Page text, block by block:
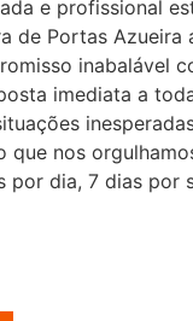
e profissional
de Portas Azueira
inabalável
imediata a
que nos
dia, 7 dias por